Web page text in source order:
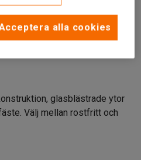
glasblästrade ytor
Välj mellan rostfritt och
alla cookies